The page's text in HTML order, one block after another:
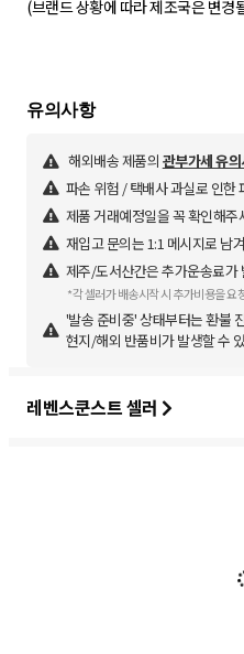
(브랜드 상황에 따라 제조국은 변경
유의사항
해외배송 제품의 관부가세 유
파손 위험 / 택배사 과실로 인한
제품 거래예정일을 꼭 확인해주
재입고 문의는 1:1 메시지로 남
제주/도서산간은 추가운송료가
*각 셀러가 배송시작 시 추가비용을 요
'발송 준비중' 상태부터는 환불
현지/해외 반품비가 발생할 수
레벤스쿤스트 셀러